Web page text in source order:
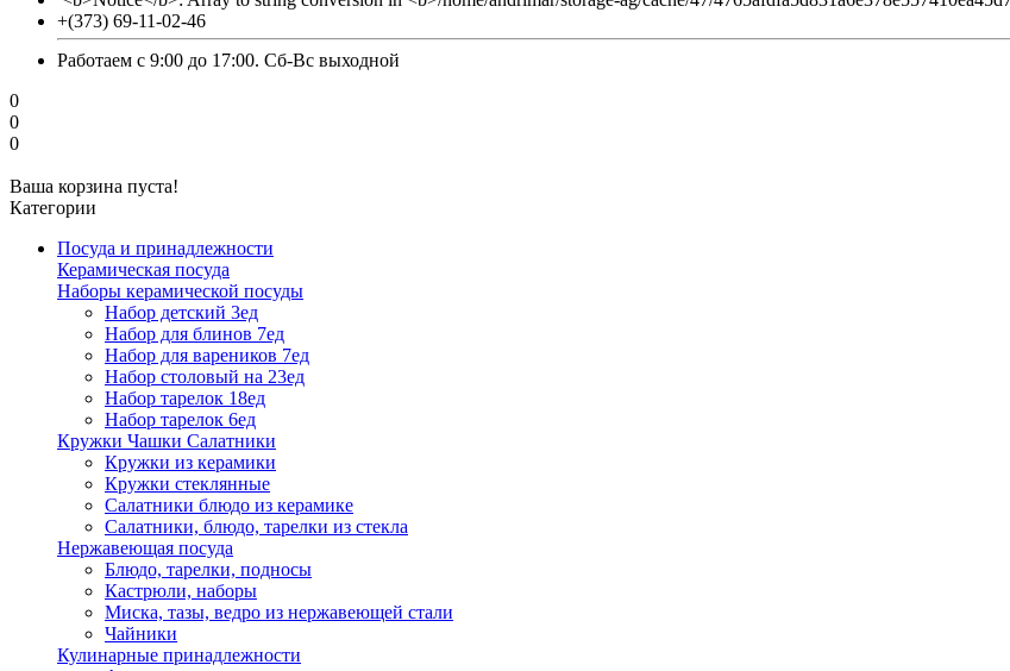
+(373) 69-11-02-46
Работаем с 9:00 до 17:00. Сб-Вс выходной
0
0
0
Ваша корзина пуста!
Категории
Посуда и принадлежности
Керамическая посуда
Наборы керамической посуды
Набор детский 3ед
Набор для блинов 7ед
Набор для вареников 7ед
Набор столовый на 23ед
Набор тарелок 18ед
Набор тарелок 6ед
Кружки Чашки Салатники
Кружки из керамики
Кружки стеклянные
Салатники блюдо из керамике
Салатники, блюдо, тарелки из стекла
Нержавеющая посуда
Блюдо, тарелки, подносы
Кастрюли, наборы
Миска, тазы, ведро из нержавеющей стали
Чайники
Кулинарные принадлежности